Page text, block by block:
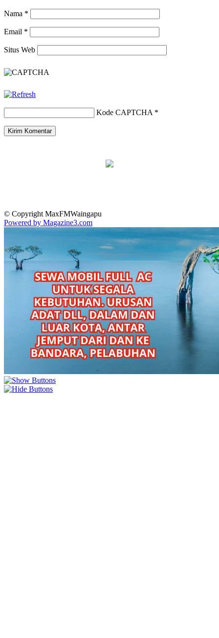
Nama *
Email *
Situs Web
Kode CAPTCHA *
© Copyright MaxFMWaingapu
Powered by Magazine3.com